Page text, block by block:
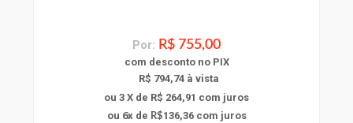
Por: R$ 755,00
com desconto no PIX
R$ 794,74 à vista
ou 3 X de R$ 264,91 com juros
ou 6x de R$136,36com juros